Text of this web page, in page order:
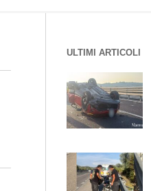
ULTIMI ARTICOLI